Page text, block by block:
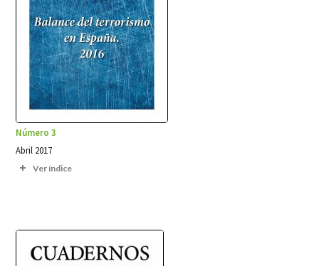
Número 3
Abril 2017
Ver índice